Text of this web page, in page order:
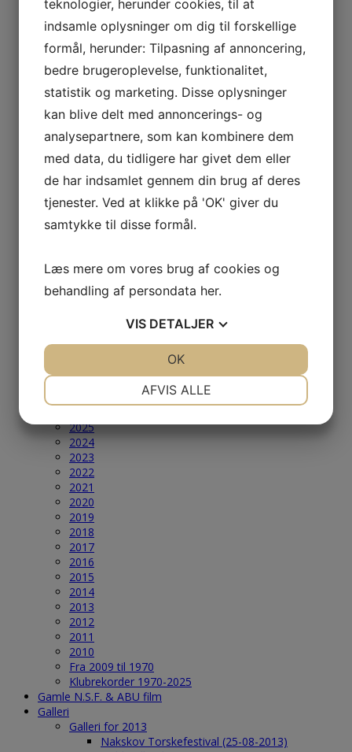
Havørred Konkurrencer Gratis deltagelse
PT. Ingen opslag..
Weekendture
Vi støtter NSF-Nakskov.dk
Tur Referater
Nyt Tur Referat
Medlems Rapporter
Ny Medlems Rapport
Nakskov Torskefestival-Ref.-Galleri
2020 – 2021
2019
2018
2017
2016
2015
2014
2012
2011
2010
Årets Største & Klubrekorder
2025
2024
2023
2022
2021
2020
2019
2018
2017
2016
2015
2014
2013
2012
2011
2010
Fra 2009 til 1970
Klubrekorder 1970-2025
Gamle N.S.F. & ABU film
Galleri
Galleri for 2013
Nakskov Torskefestival (25-08-2013)
teknologier, herunder cookies, til at
indsamle oplysninger om dig til forskellige
formål, herunder: Tilpasning af annoncering,
bedre brugeroplevelse, funktionalitet,
statistik og marketing. Disse oplysninger
kan blive delt med annoncerings- og
analysepartnere, som kan kombinere dem
med data, du tidligere har givet dem eller
de har indsamlet gennem din brug af deres
tjenester. Ved at klikke på 'OK' giver du
samtykke til disse formål.
Læs mere om vores brug af cookies og
behandling af persondata her.
VIS DETALJER
MARKETING
AFVIS ALLE
OK